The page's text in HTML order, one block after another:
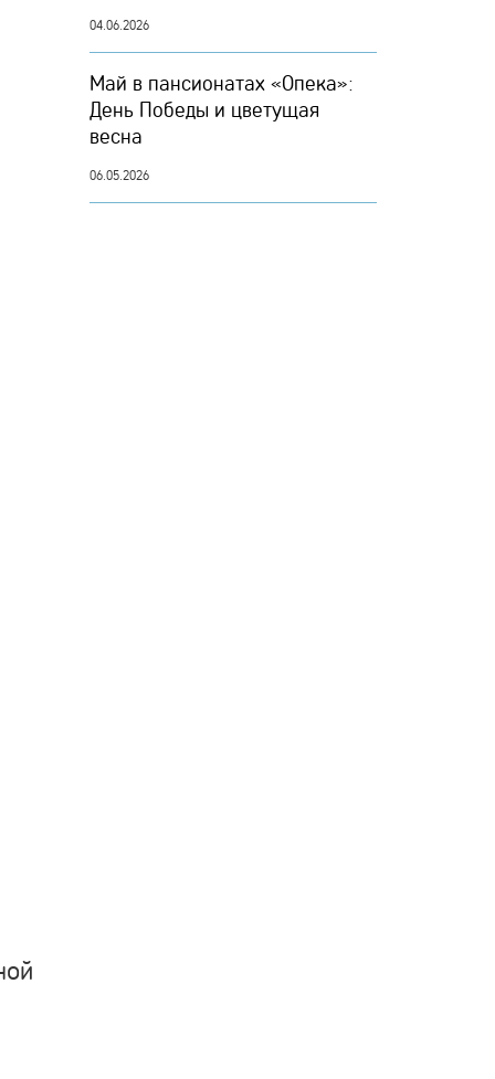
04.06.2026
Май в пансионатах «Опека»:
День Победы и цветущая
весна
06.05.2026